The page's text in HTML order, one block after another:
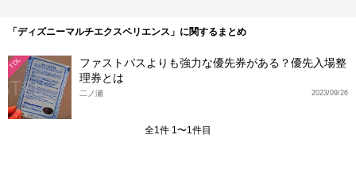
「ディズニーマルチエクスペリエンス」に関するまとめ
TDL
ファストパスよりも強力な優先券がある？優先入場整
理券とは
2023/09/26
二ノ瀬
全1件 1〜1件目